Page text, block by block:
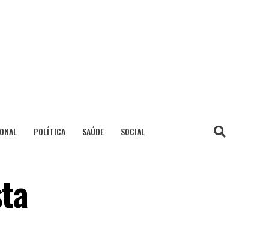
POLÍTICA SAÚDE SOCIAL